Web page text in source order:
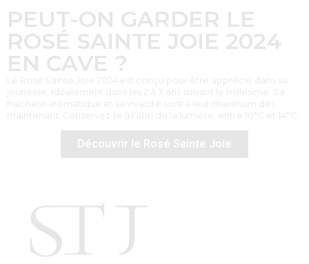
PEUT-ON GARDER LE
ROSÉ SAINTE JOIE 2024
EN CAVE ?
Le Rosé Sainte Joie 2024 est conçu pour être apprécié dans sa
jeunesse, idéalement dans les 2 à 3 ans suivant le millésime. Sa
fraîcheur aromatique et sa vivacité sont à leur maximum dès
maintenant. Conservez-le à l’abri de la lumière, entre 10°C et 14°C.
Découvrir le Rosé Sainte Joie